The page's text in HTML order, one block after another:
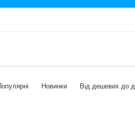
Популярні Новинки Від дешевих до